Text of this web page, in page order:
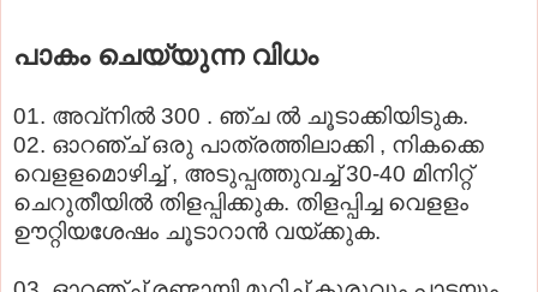
പാകം ചെയ്യുന്ന വിധം
01. അവ്‌നില്‍ 300 . ഞ്ച ല്‍ ചൂടാക്കിയിടുക.
02. ഓറഞ്ച് ഒരു പാത്രത്തിലാക്കി , നികക്കെ
വെളളമൊഴിച്ച് , അടുപ്പത്തുവച്ച് 30-40 മിനിറ്റ്
ചെറുതീയില്‍ തിളപ്പിക്കുക. തിളപ്പിച്ച വെളളം
ഊറ്റിയശേഷം ചൂടാറാന്‍ വയ്ക്കുക.